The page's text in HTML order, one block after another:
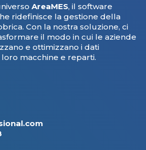
AreaMES, il software
ridefinisce la gestione della
Con la nostra soluzione, ci
il modo in cui le aziende
e ottimizzano i dati
macchine e reparti.